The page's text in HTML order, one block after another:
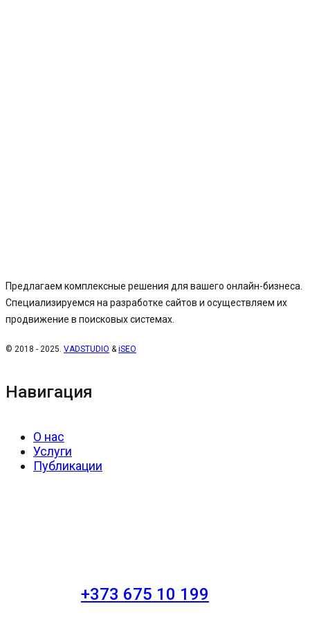
Предлагаем комплексные решения для вашего онлайн-бизнеса.
Специализируемся на разработке сайтов и осуществляем их
продвижение в поисковых системах.
© 2018 - 2025. VADSTUDIO & iSEO
Навигация
О нас
Услуги
Публикации
+373 675 10 199